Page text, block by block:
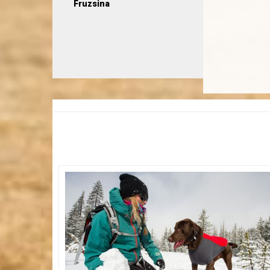
Fruzsina